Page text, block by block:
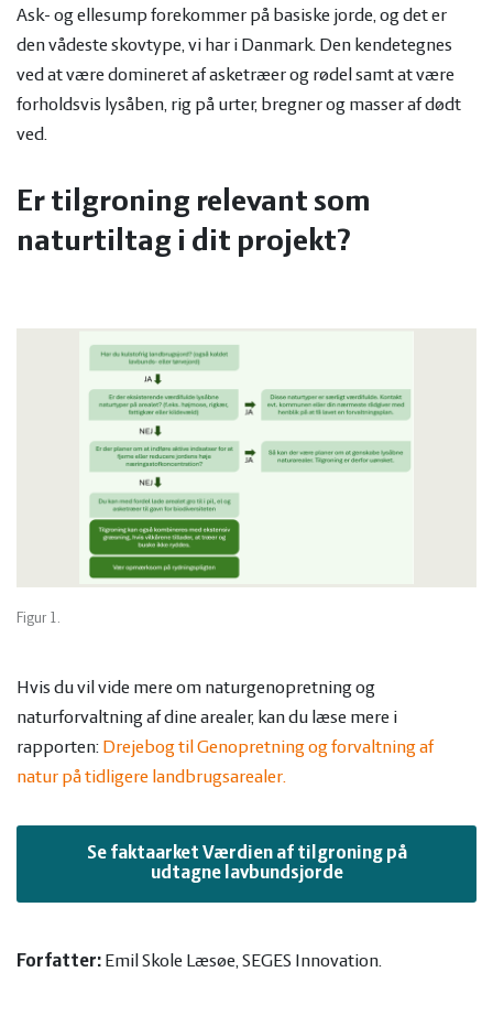
Ask- og ellesump forekommer på basiske jorde, og det er
den vådeste skovtype, vi har i Danmark. Den kendetegnes
ved at være domineret af asketræer og rødel samt at være
forholdsvis lysåben, rig på urter, bregner og masser af dødt
ved.
Er tilgroning relevant som
naturtiltag i dit projekt?
Figur 1.
Hvis du vil vide mere om naturgenopretning og
naturforvaltning af dine arealer, kan du læse mere i
rapporten: Drejebog til Genopretning og forvaltning af
natur på tidligere landbrugsarealer.
Se faktaarket Værdien af tilgroning på
udtagne lavbundsjorde
Forfatter: Emil Skole Læsøe, SEGES Innovation.